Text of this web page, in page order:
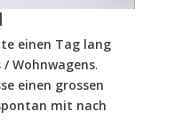
einen Tag lang
/ Wohnwagens.
einen grossen
mit nach